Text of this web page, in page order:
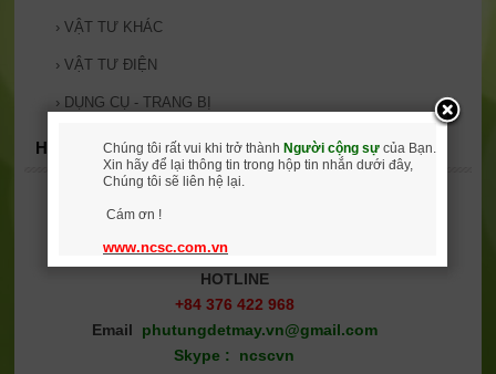
› VẬT TƯ KHÁC
› VẬT TƯ ĐIỆN
› DỤNG CỤ - TRANG BỊ
HOTLINE
HOTLINE
+84 376 422 968
Email
phutungdetmay.vn@gmail.com
Skype : ncscvn
Chúng tôi rất vui khi trở thành Người cộng sự của Bạn.
Xin hãy để lại thông tin trong hộp tin nhắn dưới đây,
Chúng tôi sẽ liên hệ lại.
Cám ơn !
www.ncsc.com.vn